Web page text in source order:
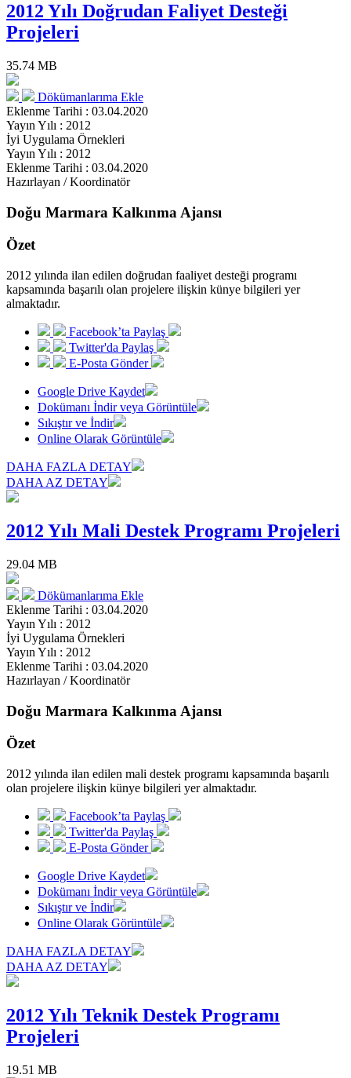
2012 Yılı Doğrudan Faliyet Desteği
Projeleri
35.74 MB
Dökümanlarıma Ekle
Eklenme Tarihi : 03.04.2020
Yayın Yılı : 2012
İyi Uygulama Örnekleri
Yayın Yılı : 2012
Eklenme Tarihi : 03.04.2020
Hazırlayan / Koordinatör
Doğu Marmara Kalkınma Ajansı
Özet
2012 yılında ilan edilen doğrudan faaliyet desteği programı
kapsamında başarılı olan projelere ilişkin künye bilgileri yer
almaktadır.
Facebook’ta Paylaş
Twitter'da Paylaş
E-Posta Gönder
Google Drive Kaydet
Dokümanı İndir veya Görüntüle
Sıkıştır ve İndir
Online Olarak Görüntüle
DAHA FAZLA DETAY
DAHA AZ DETAY
2012 Yılı Mali Destek Programı Projeleri
29.04 MB
Dökümanlarıma Ekle
Eklenme Tarihi : 03.04.2020
Yayın Yılı : 2012
İyi Uygulama Örnekleri
Yayın Yılı : 2012
Eklenme Tarihi : 03.04.2020
Hazırlayan / Koordinatör
Doğu Marmara Kalkınma Ajansı
Özet
2012 yılında ilan edilen mali destek programı kapsamında başarılı
olan projelere ilişkin künye bilgileri yer almaktadır.
Facebook’ta Paylaş
Twitter'da Paylaş
E-Posta Gönder
Google Drive Kaydet
Dokümanı İndir veya Görüntüle
Sıkıştır ve İndir
Online Olarak Görüntüle
DAHA FAZLA DETAY
DAHA AZ DETAY
2012 Yılı Teknik Destek Programı
Projeleri
19.51 MB